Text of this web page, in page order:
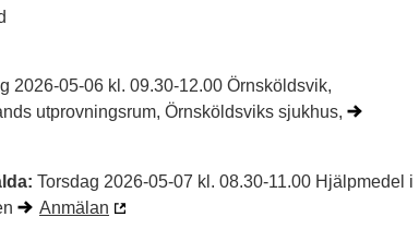
2026-05-06 kl. 09.30-12.00 Örnsköldsvik,
utprovningsrum, Örnsköldsviks sjukhus,
Torsdag 2026-05-07 kl. 08.30-11.00 Hjälpmedel i
Anmälan